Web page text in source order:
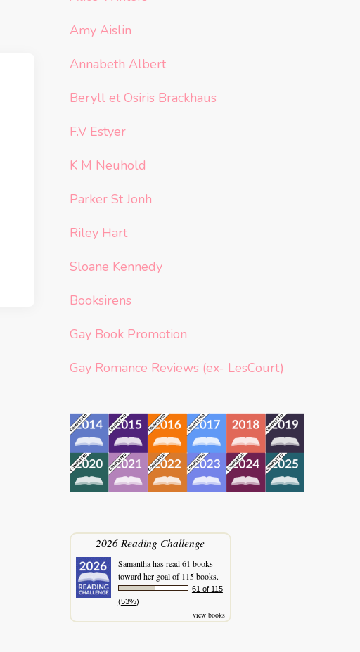
Amy Aislin
Annabeth Albert
Beryll et Osiris Brackhaus
F.V Estyer
K M Neuhold
Parker St Jonh
Riley Hart
Sloane Kennedy
Booksirens
Gay Book Promotion
Gay Romance Reviews (ex- LesCourt)
2026 Reading Challenge
Samanthahas read 61 books
toward her goal of 115 books.
61 of 115
(53%)
view books